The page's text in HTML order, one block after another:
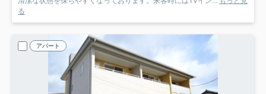
る
アパート